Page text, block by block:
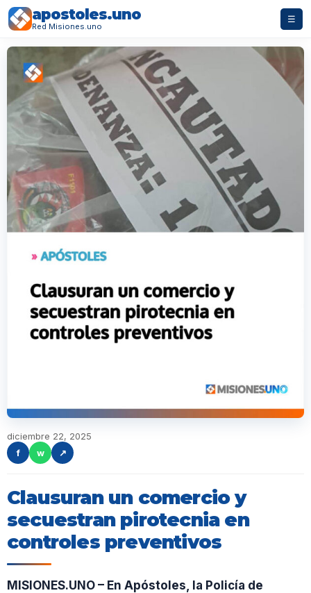
apostoles.uno
Red Misiones.uno
☰
diciembre 22, 2025
f
w ↗
Clausuran un comercio y
secuestran pirotecnia en
controles preventivos
MISIONES.UNO – En Apóstoles, la Policía de